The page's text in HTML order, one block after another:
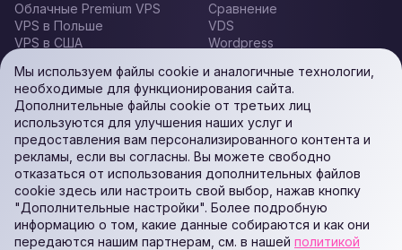
Облачные Premium VPS
VPS в Польше
VPS в США
Linux VPS Сервера
Облачные Basic VPS
Облачные дешевые VPS
Облачные Storage VPS
Облачные Forex VPS
Выделенные серверы
GPU серверы
Виртуальный хостинг
Сравнение
VDS
Wordpress
CPanel
Удаленный рабочий стол
Хостинг для iGaming
проектов
Платная поддержка
Услуги администрирования
и обслуживания серверов
О НАС
Мы используем файлы cookie и аналогичные технологии,
необходимые для функционирования сайта.
Дополнительные файлы cookie от третьих лиц
используются для улучшения наших услуг и
предоставления вам персонализированного контента и
рекламы, если вы согласны. Вы можете свободно
отказаться от использования дополнительных файлов
cookie здесь или настроить свой выбор, нажав кнопку
"Дополнительные настройки". Более подробную
информацию о том, какие данные собираются и как они
передаются нашим партнерам, см. в нашей политикой